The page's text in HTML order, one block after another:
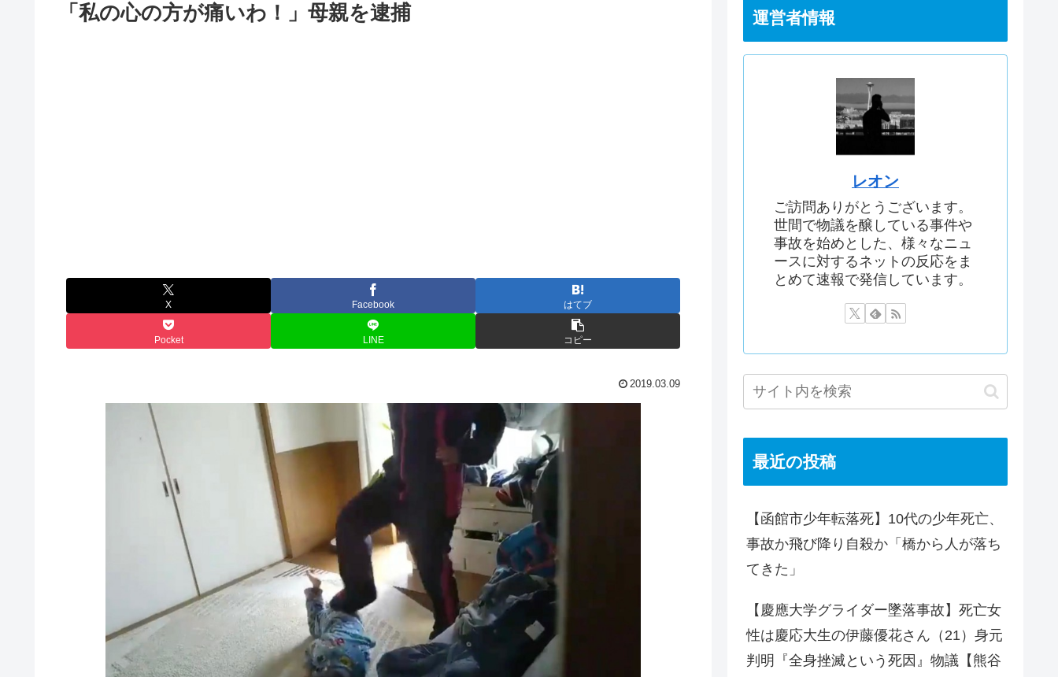
「私の心の方が痛いわ！」母親を逮捕
X Facebook はてブ
Pocket LINE コピー
2019.03.09
運営者情報
レオン
ご訪問ありがとうございます。
世間で物議を醸している事件や
事故を始めとした、様々なニュ
ースに対するネットの反応をま
とめて速報で発信しています。
最近の投稿
【函館市少年転落死】10代の少年死亡、
事故か飛び降り自殺か「橋から人が落ち
てきた」
【慶應大学グライダー墜落事故】死亡女
性は慶応大生の伊藤優花さん（21）身元
判明『全身挫滅という死因』物議【熊谷